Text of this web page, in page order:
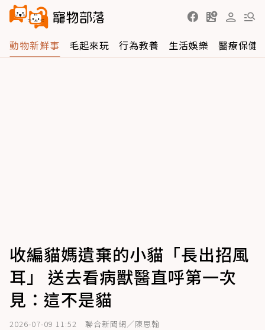
動物新鮮事 毛起來玩 行為教養 生活娛樂 醫療保健
收編貓媽遺棄的小貓「長出招風
耳」 送去看病獸醫直呼第一次
見：這不是貓
2026-07-09 11:52 聯合新聞網／陳思翰